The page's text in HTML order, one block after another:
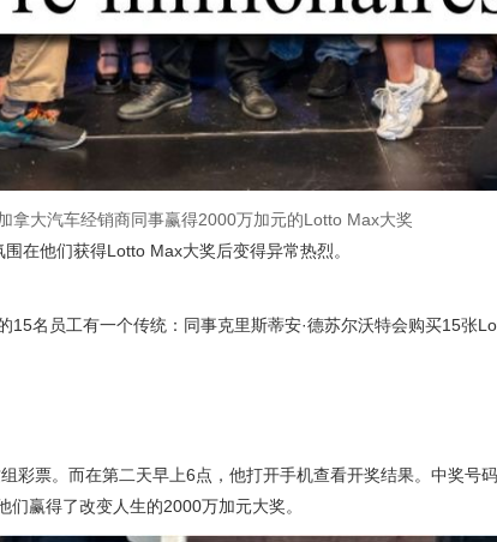
拿大汽车经销商同事赢得2000万加元的Lotto Max大奖
在他们获得Lotto Max大奖后变得异常热烈。
15名员工有一个传统：同事克里斯蒂安·德苏尔沃特会购买15张
彩票。而在第二天早上6点，他打开手机查看开奖结果。中奖号
赢得了改变人生的2000万加元大奖。